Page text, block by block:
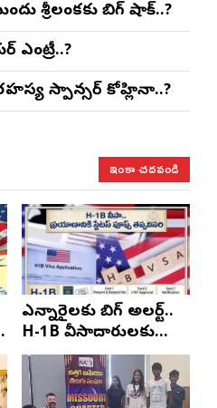
శ్రీలంకకు బిగ్ షాక్..?
ఎంట్రీ..?
స్పాన్సర్ కోహ్లినా..?
ఇంకా చదవండి
ఎన్నారైలకు బిగ్ అలర్ట్..
H-1B వీసాదారులకు
ప్రయాణ సమయంలో
స్టేటస్ ప్రూఫ్స్ తప్పనిసరి..!